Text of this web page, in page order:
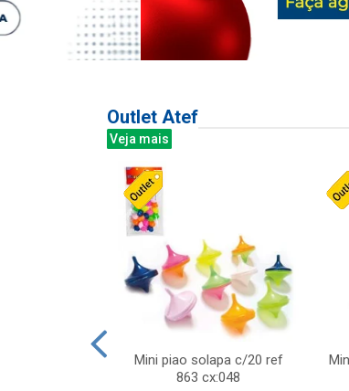
Outlet Atef
Veja mais
Mini piao solapa c/20 ref
863 cx:048